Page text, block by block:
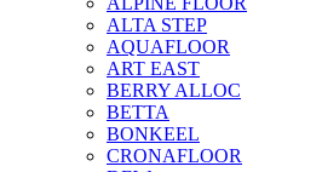
ALTA STEP
AQUAFLOOR
ART EAST
BERRY ALLOC
BETTA
BONKEEL
CRONAFLOOR